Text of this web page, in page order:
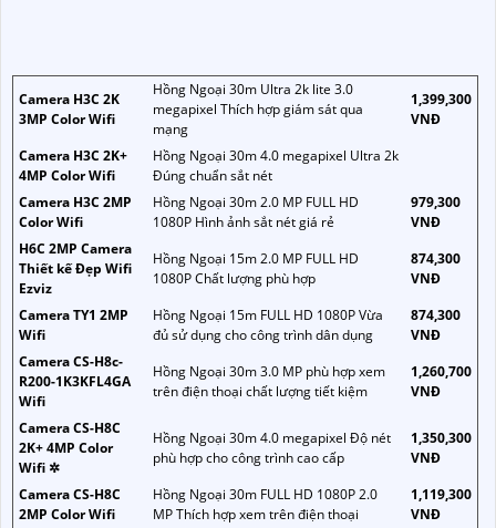
Camera H3C 2K
3MP Color Wifi
Hồng Ngoại 30m Ultra 2k lite 3.0
megapixel Thích hợp giám sát qua
mạng
1,399,300
VNĐ
Camera H3C 2K+
4MP Color Wifi
Hồng Ngoại 30m 4.0 megapixel Ultra 2k
Đúng chuẩn sắt nét
Camera H3C 2MP
Color Wifi
Hồng Ngoại 30m 2.0 MP FULL HD
1080P Hình ảnh sắt nét giá rẻ
979,300
VNĐ
H6C 2MP Camera
Thiết kế Đẹp Wifi
Ezviz
Hồng Ngoại 15m 2.0 MP FULL HD
1080P Chất lượng phù hợp
874,300
VNĐ
Camera TY1 2MP
Wifi
Hồng Ngoại 15m FULL HD 1080P Vừa
đủ sử dụng cho công trình dân dụng
874,300
VNĐ
Camera CS-H8c-
R200-1K3KFL4GA
Wifi
Hồng Ngoại 30m 3.0 MP phù hợp xem
trên điện thoại chất lượng tiết kiệm
1,260,700
VNĐ
Camera CS-H8C
2K+ 4MP Color
Wifi ✲
Hồng Ngoại 30m 4.0 megapixel Độ nét
phù hợp cho công trình cao cấp
1,350,300
VNĐ
Camera CS-H8C
2MP Color Wifi
Hồng Ngoại 30m FULL HD 1080P 2.0
MP Thích hợp xem trên điện thoại
1,119,300
VNĐ